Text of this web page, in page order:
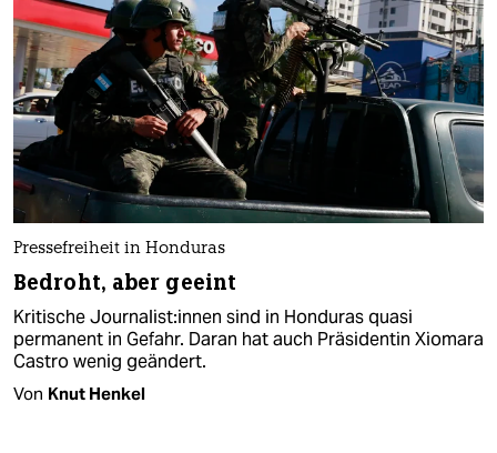
Pressefreiheit in Honduras
Bedroht, aber geeint
Kritische Jour­na­lis­t:in­nen sind in Honduras quasi
permanent in Gefahr. Daran hat auch Präsidentin Xiomara
Castro wenig geändert.
Von Knut Henkel